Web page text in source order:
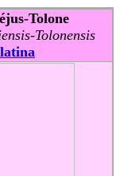
Tolone
Tolonensis